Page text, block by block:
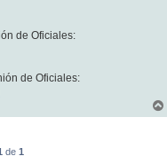
de Oficiales:
de Oficiales:
de 1